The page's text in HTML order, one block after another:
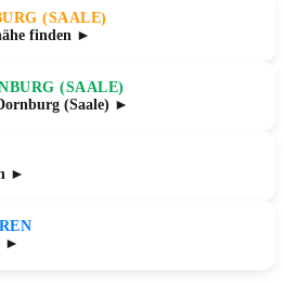
(SAALE)
finden ►
(SAALE)
(Saale) ►
►
►